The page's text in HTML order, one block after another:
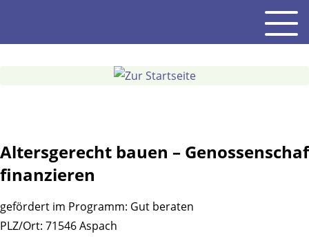
Inhalt
Altersgerecht bauen –
finanzieren
gefördert im Programm: Gut beraten
PLZ/Ort: 71546 Aspach